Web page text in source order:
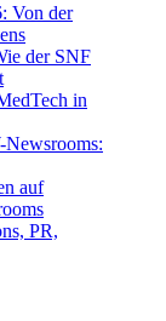
Von der
der SNF
in
Newsrooms:
auf
PR,